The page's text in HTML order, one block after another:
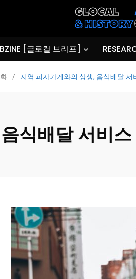
[글로컬 브리프]
/ 지역 피자가게와의 상생, 음식배달 서
식배달 서비